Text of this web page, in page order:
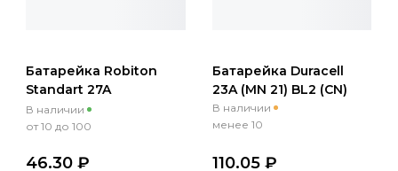
Батарейка Robiton
Standart 27A
(MN21/VR22/L1028) BL5
В наличии
от 10 до 100
46.30 ₽
Батарейка Duracell
23A (MN 21) BL2 (CN)
В наличии
менее 10
110.05 ₽